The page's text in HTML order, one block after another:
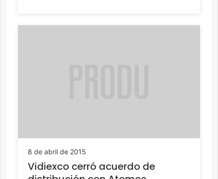
8 de abril de 2015
Vidiexco cerró acuerdo de